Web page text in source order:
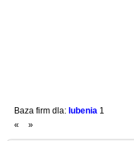
Baza firm dla: lubenia 1
«
»